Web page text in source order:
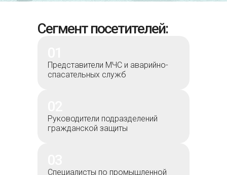
Сегмент посетителей:
Представители МЧС и аварийно-
спасательных служб
Руководители подразделений
гражданской защиты
Специалисты по промышленной